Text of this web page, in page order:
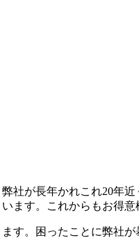
社が長年かれこれ20年
ます。これからもお得
す。困ったことに弊社